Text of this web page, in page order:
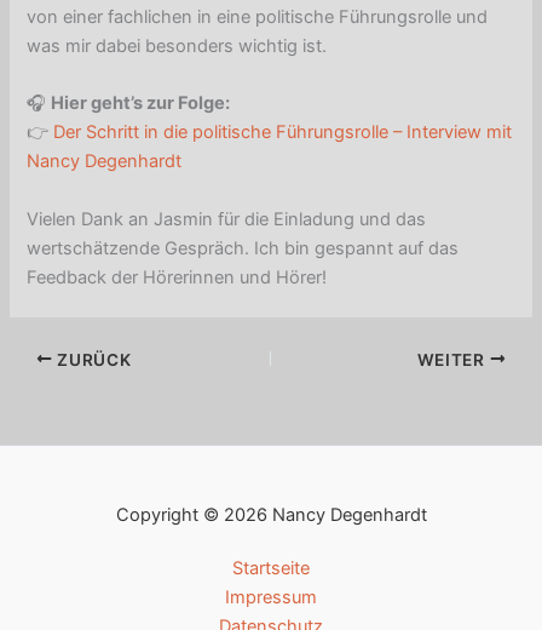
von einer fachlichen in eine politische Führungsrolle und
was mir dabei besonders wichtig ist.
🎧 Hier geht’s zur Folge:
👉 Der Schritt in die politische Führungsrolle – Interview mit
Nancy Degenhardt
Vielen Dank an Jasmin für die Einladung und das
wertschätzende Gespräch. Ich bin gespannt auf das
Feedback der Hörerinnen und Hörer!
ZURÜCK WEITER
Copyright © 2026 Nancy Degenhardt
Startseite
Impressum